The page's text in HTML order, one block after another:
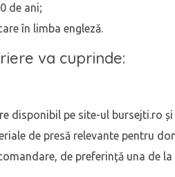
de ani;
în limba engleză.
va cuprinde:
disponibil pe site-ul bursejti.ro
de presă relevante pentru
de preferință una de